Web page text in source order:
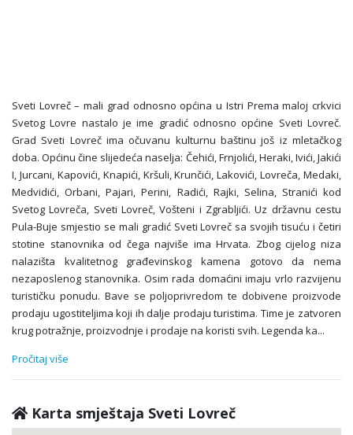
Sveti Lovreč – mali grad odnosno općina u Istri Prema maloj crkvici
Svetog Lovre nastalo je ime gradić odnosno općine Sveti Lovreč.
Grad Sveti Lovreč ima očuvanu kulturnu baštinu još iz mletačkog
doba. Općinu čine slijedeća naselja: Čehići, Frnjolići, Heraki, Ivići, Jakići
I, Jurcani, Kapovići, Knapići, Kršuli, Krunčići, Lakovići, Lovreča, Medaki,
Medvidići, Orbani, Pajari, Perini, Radići, Rajki, Selina, Stranići kod
Svetog Lovreča, Sveti Lovreč, Vošteni i Zgrabljići. Uz državnu cestu
Pula-Buje smjestio se mali gradić Sveti Lovreč sa svojih tisuću i četiri
stotine stanovnika od čega najviše ima Hrvata. Zbog cijelog niza
nalazišta kvalitetnog građevinskog kamena gotovo da nema
nezaposlenog stanovnika. Osim rada domaćini imaju vrlo razvijenu
turističku ponudu. Bave se poljoprivredom te dobivene proizvode
prodaju ugostiteljima koji ih dalje prodaju turistima. Time je zatvoren
krug potražnje, proizvodnje i prodaje na koristi svih. Legenda ka...
Pročitaj više
Karta smještaja Sveti Lovreč